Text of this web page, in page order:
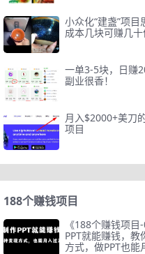
小众化“建盏”项目
成本几块可赚几十
一单3-5块，日赚
副业很香！
月入$2000+美刀
项目
188个赚钱项目
《188个赚钱项
PPT就能赚钱，教
方式，做PPT也能